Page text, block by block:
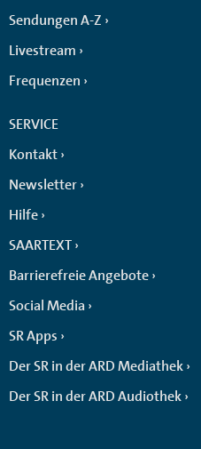
Sendungen A-Z
Livestream
Frequenzen
SERVICE
Kontakt
Newsletter
Hilfe
SAARTEXT
Barrierefreie Angebote
Social Media
SR Apps
Der SR in der ARD Mediathek
Der SR in der ARD Audiothek